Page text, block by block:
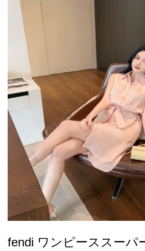
録
ー
ら
yoyocopys@gmail.com
2026人気特集
バッグ
財布
時計
服
ズボン
衣装セット
靴
住まい用品
アクセサリー
ベルト
スカーフ
アイフォーンケ
ース
小物
2026春の新作続々更新中！期間中のご注
新作入荷！ルイ・ヴィトンスーパーコピー
fendi ワンピーススーパ